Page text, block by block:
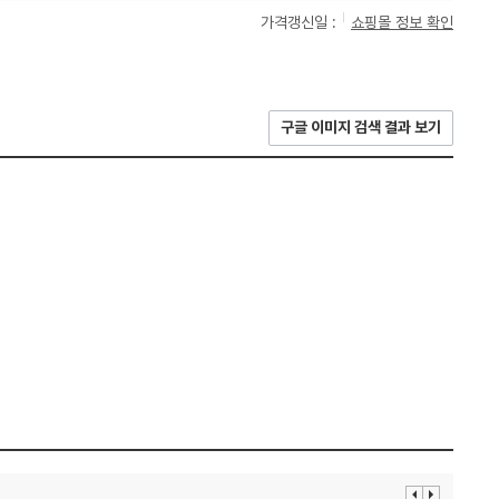
가격갱신일 : 쇼핑몰 정보 확인
구글 이미지 검색 결과 보기